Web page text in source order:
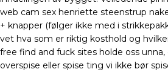
web cam sex henriette steenstrup
+ knapper (følger ikke med i
vet hva som er riktig kosthold og
free find and fuck sites holde oss
overspise eller spise ting vi ikke bør